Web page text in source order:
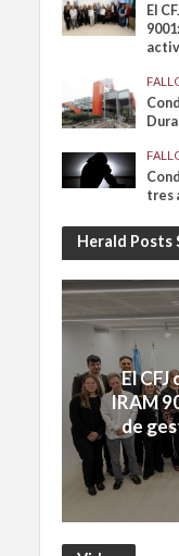
El
tres
Herald Posts
El
IRAM
de